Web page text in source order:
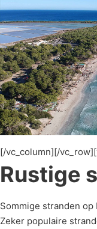
[/vc_column][/
Rustige
Sommige stranden
Zeker populaire